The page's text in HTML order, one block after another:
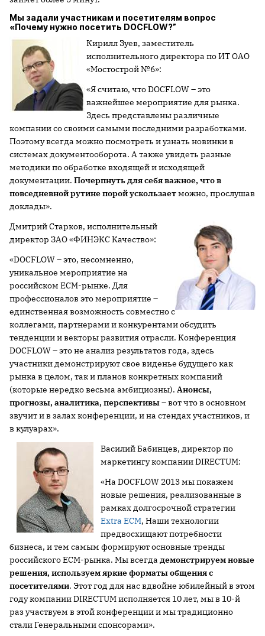
Мы задали участникам и посетителям вопрос
«Почему нужно посетить DOCFLOW?”
Кирилл Зуев, заместитель
исполнительного директора по ИТ ОАО
«Мостострой №6»:
«Я считаю, что DOCFLOW – это
важнейшее мероприятие для рынка.
Здесь представлены различные
компании со своими самыми последними разработками.
Поэтому всегда можно посмотреть и узнать новинки в
системах документооборота. А также увидеть разные
методики по обработке входящей и исходящей
документации. Почерпнуть для себя важное, что в
повседневной рутине порой ускользаетможно, прослушав
доклады».
Дмитрий Старков, исполнительный
директор ЗАО «ФИНЭКС Качество»:
«DOСFLOW – это, несомненно,
уникальное мероприятие на
российском ECM-рынке. Для
профессионалов это мероприятие –
единственная возможность совместно с
коллегами, партнерами и конкурентами обсудить
тенденции и векторы развития отрасли. Конференция
DOCFLOW – это не анализ результатов года, здесь
участники демонстрируют свое виденье будущего как
рынка в целом, так и планов конкретных компаний
(которые нередко весьма амбициозны). Анонсы,
прогнозы, аналитика, перспективы– вот что в основном
звучит и в залах конференции, и на стендах участников, и
в кулуарах».
Василий Бабинцев, директор по
маркетингу компании DIRECTUM:
«На DOCFLOW 2013 мы покажем
новые решения, реализованные в
рамках долгосрочной стратегии
Extra ECM, Наши технологии
предвосхищают потребности
бизнеса, и тем самым формируют основные тренды
российского ЕСМ-рынка. Мы всегда демонстрируем новые
решения, используем яркие форматы общения с
посетителями. Этот год для нас вдвойне юбилейный в этом
году компании DIRECTUM исполняется 10 лет, мы в 10-й
раз участвуем в этой конференции и мы традиционно
стали Генеральными спонсорами».